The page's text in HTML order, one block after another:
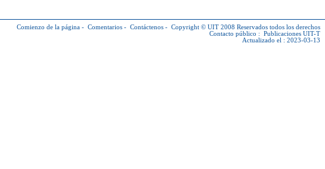
Comienzo de la página - Comentarios - Contáctenos - Copyright © UIT 2008 Reservados todos los derechos
Contacto público : Publicaciones UIT-T
Actualizado el : 2023-03-13